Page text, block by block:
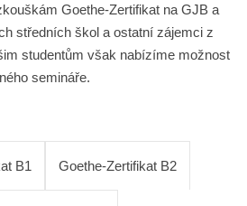
Goethe-Zertifikat na GJB a
středních škol a ostatní zájemci z
studentům však nabízíme možnost
semináře.
B1 Goethe-Zertifikat B2